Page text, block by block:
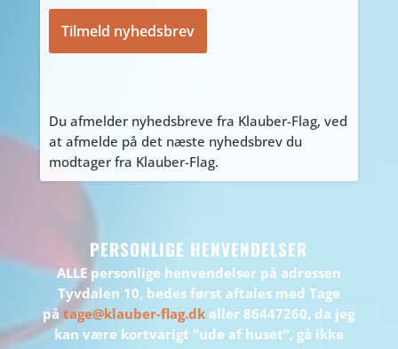
Du afmelder nyhedsbreve fra Klauber-Flag, ved
at afmelde på det næste nyhedsbrev du
modtager fra Klauber-Flag.
PERSONLIGE HENVENDELSER
ALLE personlige henvendelser på adressen
Tyvdalen 10, bedes først aftales med Tage
på tage@klauber-flag.dk eller 86447260, da jeg
kan være kortvarigt “ude af huset”, gå ikke